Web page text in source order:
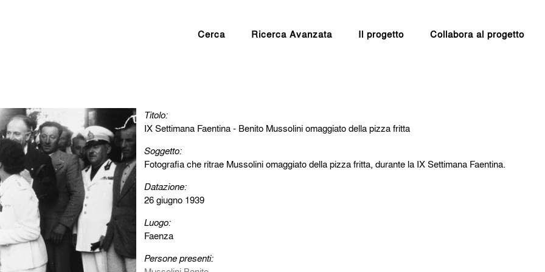
Cerca Ricerca Avanzata Il progetto Collabora al progetto
Titolo:
IX Settimana Faentina - Benito Mussolini omaggiato della pizza fritta
Soggetto:
Fotografia che ritrae Mussolini omaggiato della pizza fritta, durante la IX Settimana Faentina.
Datazione:
26 giugno 1939
Luogo:
Faenza
Persone presenti: